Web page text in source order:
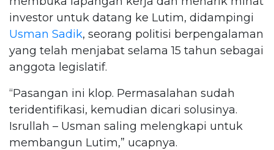
investor untuk datang ke Lutim, didampingi
Usman Sadik, seorang politisi berpengalaman
yang telah menjabat selama 15 tahun sebagai
anggota legislatif.
“Pasangan ini klop. Permasalahan sudah
teridentifikasi, kemudian dicari solusinya.
Isrullah – Usman saling melengkapi untuk
membangun Lutim,” ucapnya.